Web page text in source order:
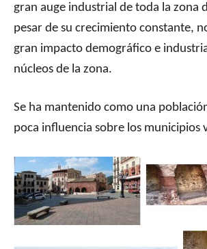
gran auge industrial de toda la zona
pesar de su crecimiento constante,
gran impacto demográfico e
núcleos de la zona.
Se ha mantenido como una
poca influencia sobre los municipios